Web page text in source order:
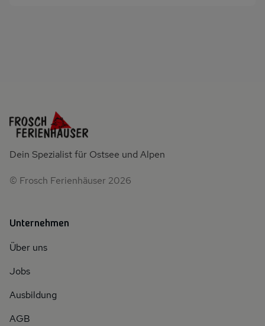
Dein Spezialist für Ostsee und Alpen
© Frosch Ferienhäuser 2026
Unternehmen
Über uns
Jobs
Ausbildung
AGB